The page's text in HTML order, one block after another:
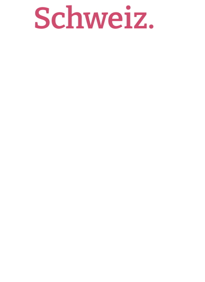
Schweiz.